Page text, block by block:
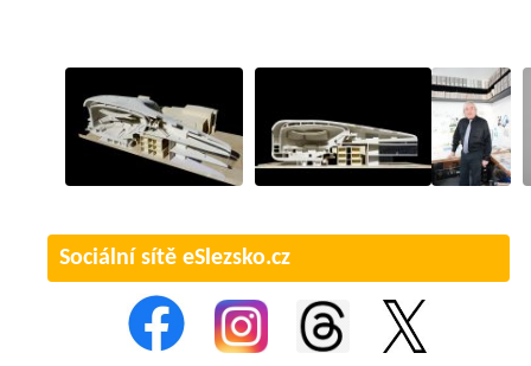
Sociální sítě eSlezsko.cz